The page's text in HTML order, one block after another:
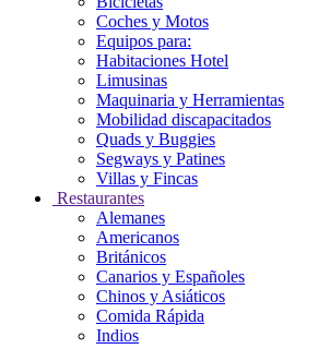
Coches y Motos
Equipos para:
Habitaciones Hotel
Limusinas
Maquinaria y Herramientas
Mobilidad discapacitados
Quads y Buggies
Segways y Patines
Villas y Fincas
Restaurantes
Alemanes
Americanos
Británicos
Canarios y Españoles
Chinos y Asiáticos
Comida Rápida
Indios